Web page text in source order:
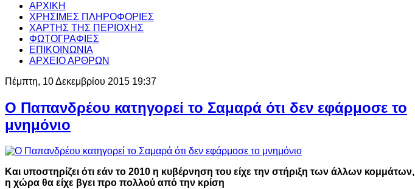
ΑΡΧΙΚΗ
ΧΡΗΣΙΜΕΣ ΠΛΗΡΟΦΟΡΙΕΣ
ΧΑΡΤΗΣ ΤΗΣ ΠΕΡΙΟΧΗΣ
ΦΩΤΟΓΡΑΦΙΕΣ
ΕΠΙΚΟΙΝΩΝΙΑ
ΑΡΧΕΙΟ ΑΡΘΡΩΝ
Πέμπτη, 10 Δεκεμβρίου 2015 19:37
Ο Παπανδρέου κατηγορεί το Σαμαρά ότι δεν εφάρμοσε το
μνημόνιο
Και υποστηρίζει ότι εάν το 2010 η κυβέρνηση του είχε την στήριξη των άλλων κομμάτων,
η χώρα θα είχε βγει προ πολλού από την κρίση